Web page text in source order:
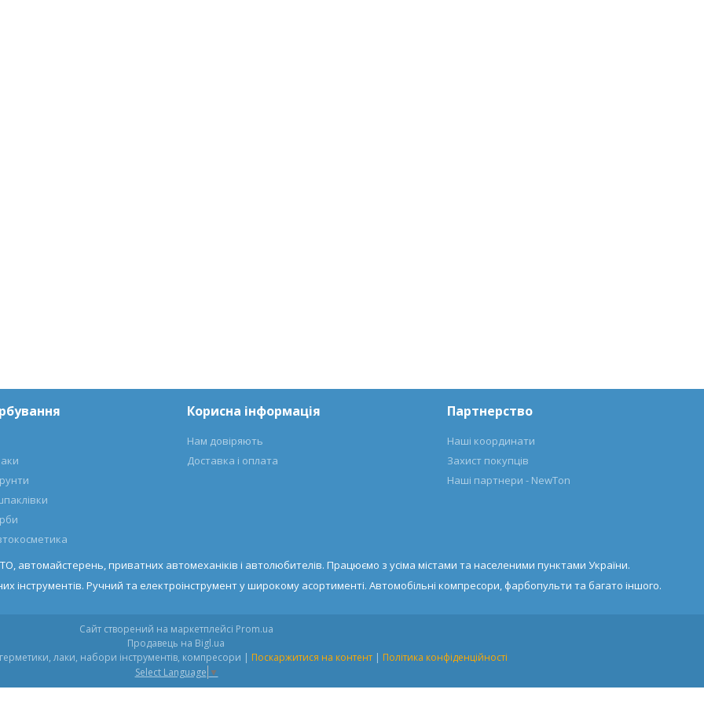
Корисна інформація
Нам довіряють
Доставка і оплата
Партнерство
Наші координати
Захист покупців
Наші партнери - NewTon
автомайстерень, приватних автомеханіків і автолюбителів. Працюємо з усіма містами та населеними пунктами України.
інструментів. Ручний та електроінструмент у широкому асортименті. Автомобільні компресори, фарбопульти та багато іншого.
Сайт створений на маркетплейсі Prom.ua
Продавець на Bigl.ua
Autosklad.ua – фарби, автоемалі, герметики, лаки, набори інструментів, компресори | Поскаржитися на контент | Політика конфіденційності
Select Language ▼